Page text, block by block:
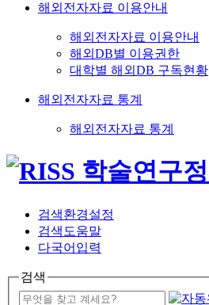
해외전자자료 이용안내
해외전자자료 이용안내
해외DB별 이용권한
대학별 해외DB 구독현황
해외전자자료 통계
해외전자자료 통계
검색환경설정
검색도움말
다국어입력
검색